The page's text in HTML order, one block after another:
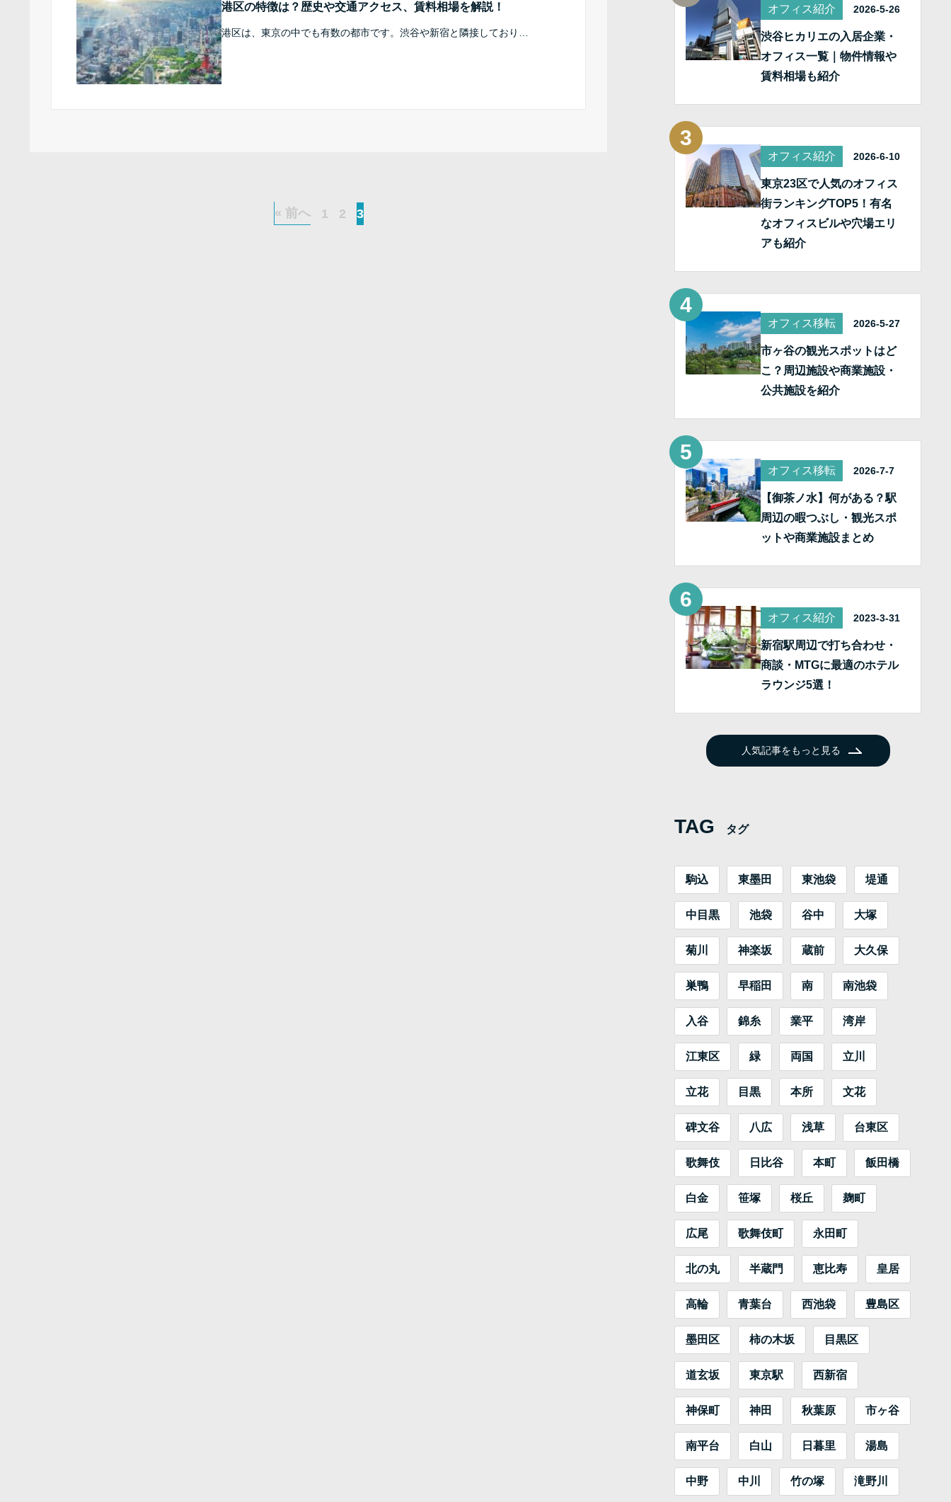
港区の特徴は？歴史や交通アクセス、賃料相場を解説！
港区は、東京の中でも有数の都市です。渋谷や新宿と隣接しており…
« 前へ 1 2 3
オフィス紹介 2026-5-26
渋谷ヒカリエの入居企業・
オフィス一覧｜物件情報や
賃料相場も紹介
オフィス紹介 2026-6-10
東京23区で人気のオフィス
街ランキングTOP5！有名
なオフィスビルや穴場エリ
アも紹介
オフィス移転 2026-5-27
市ヶ谷の観光スポットはど
こ？周辺施設や商業施設・
公共施設を紹介
オフィス移転 2026-7-7
【御茶ノ水】何がある？駅
周辺の暇つぶし・観光スポ
ットや商業施設まとめ
オフィス紹介 2023-3-31
新宿駅周辺で打ち合わせ・
商談・MTGに最適のホテル
ラウンジ5選！
人気記事をもっと見る
TAG タグ
駒込 東墨田 東池袋 堤通
中目黒 池袋 谷中 大塚
菊川 神楽坂 蔵前 大久保
巣鴨 早稲田 南 南池袋
入谷 錦糸 業平 湾岸
江東区 緑 両国 立川
立花 目黒 本所 文花
碑文谷 八広 浅草 台東区
歌舞伎 日比谷 本町 飯田橋
白金 笹塚 桜丘 麹町
広尾 歌舞伎町 永田町
北の丸 半蔵門 恵比寿 皇居
高輪 青葉台 西池袋 豊島区
墨田区 柿の木坂 目黒区
道玄坂 東京駅 西新宿
神保町 神田 秋葉原 市ヶ谷
南平台 白山 日暮里 湯島
中野 中川 竹の塚 滝野川